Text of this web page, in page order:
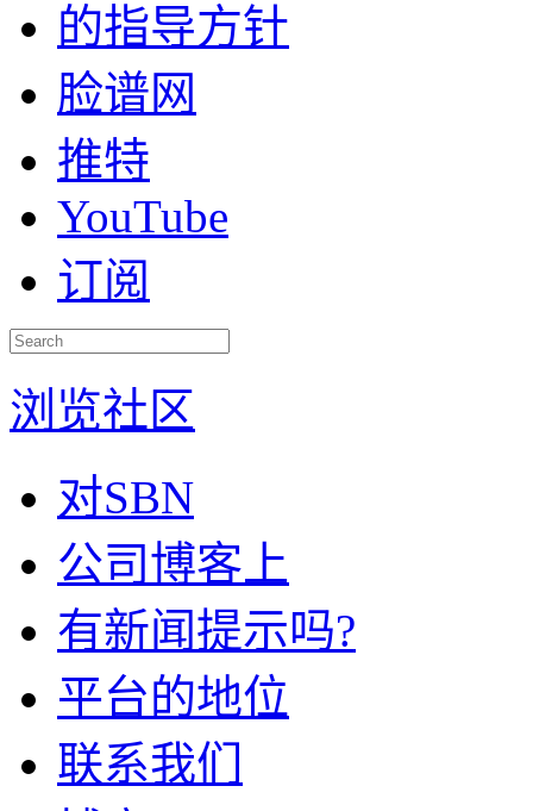
的指导方针
脸谱网
推特
YouTube
订阅
浏览社区
对SBN
公司博客上
有新闻提示吗?
平台的地位
联系我们